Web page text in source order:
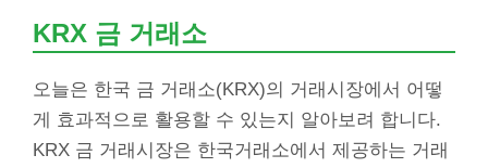
KRX 금 거래소
오늘은 한국 금 거래소(KRX)의 거래시장에서 어떻
게 효과적으로 활용할 수 있는지 알아보려 합니다.
KRX 금 거래시장은 한국거래소에서 제공하는 거래